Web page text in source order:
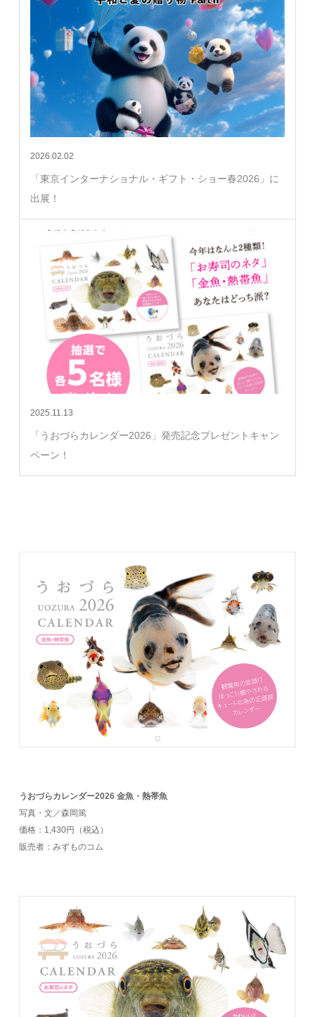
2026.02.02
「東京インターナショナル・ギフト・ショー春2026」に
出展！
2025.11.13
「うおづらカレンダー2026」発売記念プレゼントキャン
ペーン！
うおづらカレンダー2026 金魚・熱帯魚
写真・文／森岡篤
価格：1,430円（税込）
販売者：みずものコム